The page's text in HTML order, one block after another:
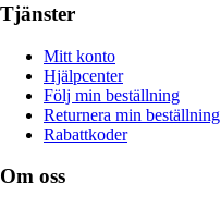
Tjänster
Mitt konto
Hjälpcenter
Följ min beställning
Returnera min beställning
Rabattkoder
Om oss